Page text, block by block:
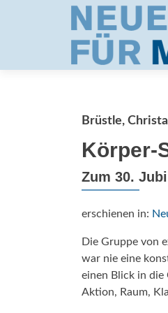
Brüstle, Christa
Körper-
Zum 30.
erschienen in:
Die Gruppe von
war nie eine
einen Blick in die
Aktion, Raum,